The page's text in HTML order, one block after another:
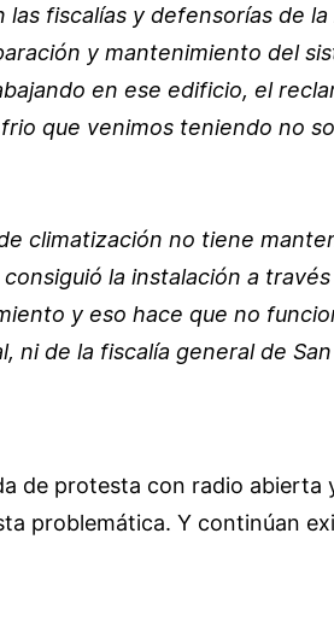
fiscalías y defensorías de
y mantenimiento del
en ese edificio, el
que venimos teniendo no
climatización no tiene
la instalación a
y eso hace que no
ni de la fiscalía general de
de protesta con radio
problemática. Y continúan